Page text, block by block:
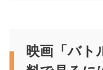
映画「バト